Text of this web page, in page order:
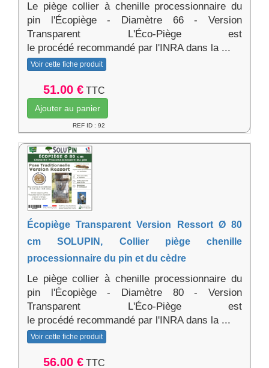
Le piège collier à chenille processionnaire du
pin l'Écopiège - Diamètre 66 - Version
Transparent L'Éco-Piège est
le procédé recommandé par l'INRA dans la ...
Voir cette fiche produit
51.00 € TTC
Ajouter au panier
REF ID : 92
Écopiège Transparent Version Ressort Ø 80
cm SOLUPIN, Collier piège chenille
processionnaire du pin et du cèdre
Le piège collier à chenille processionnaire du
pin l'Écopiège - Diamètre 80 - Version
Transparent L'Éco-Piège est
le procédé recommandé par l'INRA dans la ...
Voir cette fiche produit
56.00 € TTC